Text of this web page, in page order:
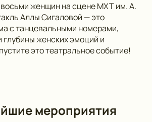
женщин на сцене МХТ им. А.
Аллы Сигаловой — это
с танцевальными номерами,
женских эмоций и
это театральное событие!
мероприятия